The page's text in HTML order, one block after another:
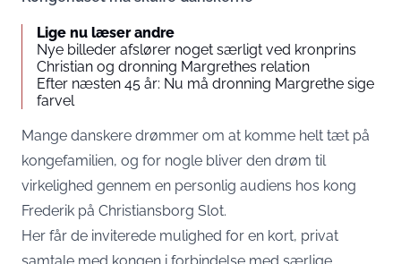
Lige nu læser andre
Nye billeder afslører noget særligt ved kronprins
Christian og dronning Margrethes relation
Efter næsten 45 år: Nu må dronning Margrethe sige
farvel
Mange danskere drømmer om at komme helt tæt på
kongefamilien, og for nogle bliver den drøm til
virkelighed gennem en personlig audiens hos kong
Frederik på Christiansborg Slot.
Her får de inviterede mulighed for en kort, privat